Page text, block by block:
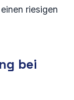
riesigen
bei